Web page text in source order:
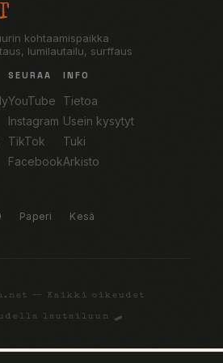
kohtaamispaikka
lumilautailu, surffaus
SEURAA
YouTube
Instagram
TikTok
Facebook
INFO
Tietoa
Usein kysytyt
Tuki
Arkisto
Paperi Kesä
— Kaikki oikeudet
lautailuun 🛹